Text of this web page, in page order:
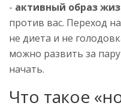
- активный образ
против вас. Переход
не диета и не
можно развить за пару
начать.
Что такое